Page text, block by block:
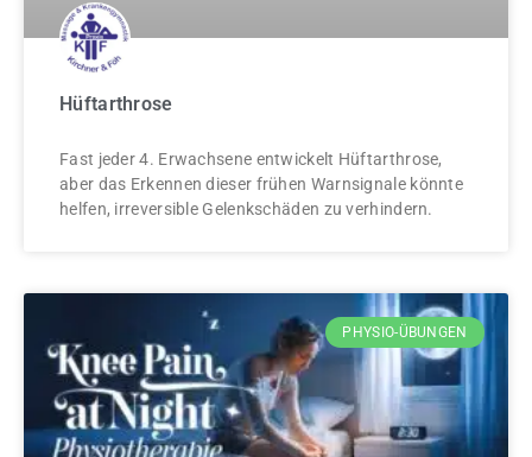
Hüftarthrose
Fast jeder 4. Erwachsene entwickelt Hüftarthrose,
aber das Erkennen dieser frühen Warnsignale könnte
helfen, irreversible Gelenkschäden zu verhindern.
PHYSIO-ÜBUNGEN